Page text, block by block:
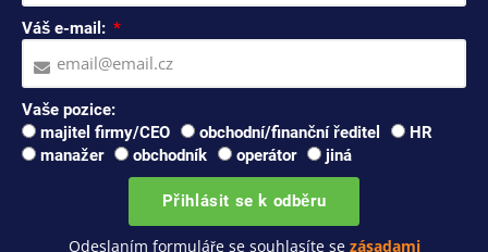
Váš e-mail:
Vaše pozice:
majitel firmy/CEO
obchodní/finanční ředitel
HR
manažer
obchodník operátor jiná
Přihlásit se k odběru
Odeslaním formuláře se souhlasíte se zásadami